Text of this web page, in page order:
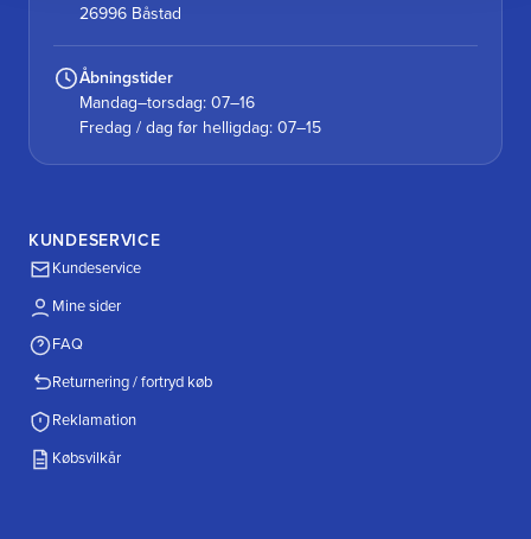
26996 Båstad
Åbningstider
Mandag–torsdag: 07–16
Fredag / dag før helligdag: 07–15
KUNDESERVICE
Kundeservice
Mine sider
FAQ
Returnering / fortryd køb
Reklamation
Købsvilkår